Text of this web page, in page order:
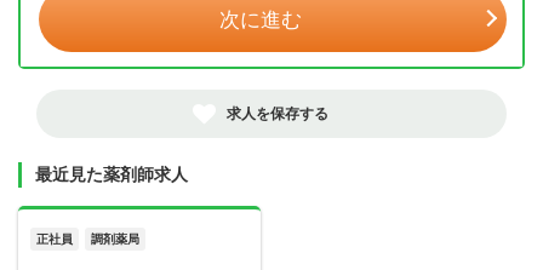
次に進む
求人を保存する
最近見た薬剤師求人
正社員 調剤薬局